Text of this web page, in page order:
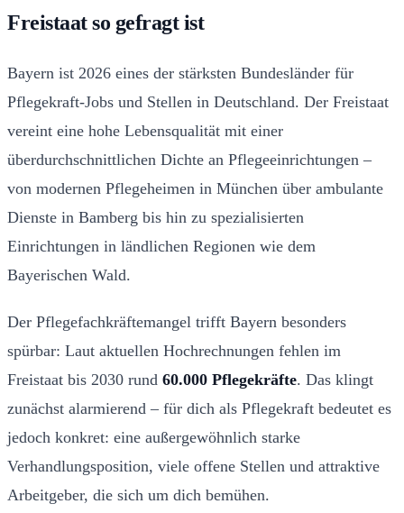
Freistaat so gefragt ist
Bayern ist 2026 eines der stärksten Bundesländer für
Pflegekraft-Jobs und Stellen in Deutschland. Der Freistaat
vereint eine hohe Lebensqualität mit einer
überdurchschnittlichen Dichte an Pflegeeinrichtungen –
von modernen Pflegeheimen in München über ambulante
Dienste in Bamberg bis hin zu spezialisierten
Einrichtungen in ländlichen Regionen wie dem
Bayerischen Wald.
Der Pflegefachkräftemangel trifft Bayern besonders
spürbar: Laut aktuellen Hochrechnungen fehlen im
Freistaat bis 2030 rund 60.000 Pflegekräfte. Das klingt
zunächst alarmierend – für dich als Pflegekraft bedeutet es
jedoch konkret: eine außergewöhnlich starke
Verhandlungsposition, viele offene Stellen und attraktive
Arbeitgeber, die sich um dich bemühen.